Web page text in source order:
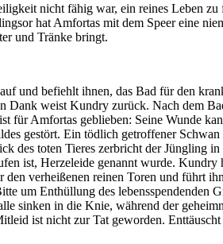
nicht fähig war, ein reines Leben zu
hat Amfortas mit dem Speer eine
und Tränke bringt.
und befiehlt ihnen, das Bad für den
weist Kundry zurück. Nach dem
Amfortas geblieben: Seine Wunde
gestört. Ein tödlich getroffener
des toten Tieres zerbricht der Jüngling
ist, Herzeleide genannt wurde.
verheißenen reinen Toren und führt
um Enthüllung des lebensspendenden
sinken in die Knie, während der
ist nicht zur Tat geworden.